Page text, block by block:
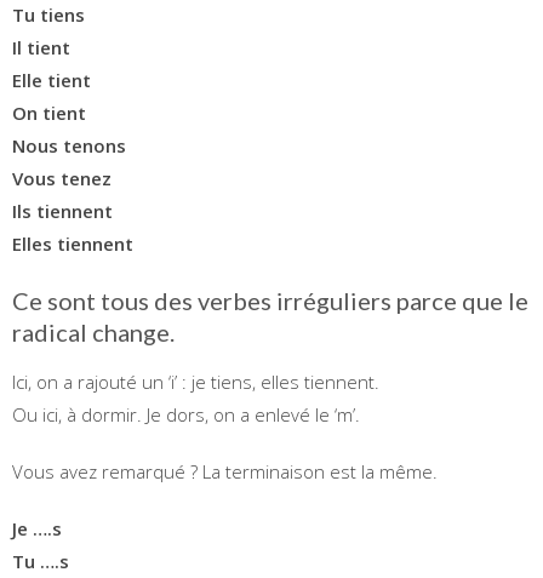
Tu tiens
Il tient
Elle tient
On tient
Nous tenons
Vous tenez
Ils tiennent
Elles tiennent
Ce sont tous des verbes irréguliers parce que le
radical change.
Ici, on a rajouté un ‘i’ : je tiens, elles tiennent.
Ou ici, à dormir. Je dors, on a enlevé le ‘m’.
Vous avez remarqué ? La terminaison est la même.
Je ….s
Tu ….s